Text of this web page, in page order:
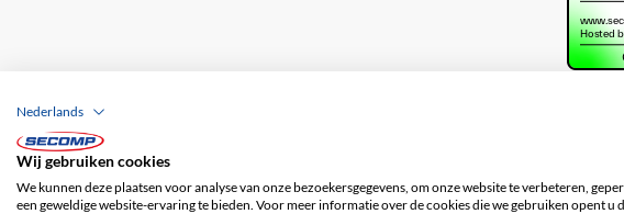
Nederlands
Wij gebruiken cookies
We kunnen deze plaatsen voor analyse van onze bezoekersgegevens, om onze website te verbeteren,
een geweldige website-ervaring te bieden. Voor meer informatie over de cookies die we gebruiken opent u